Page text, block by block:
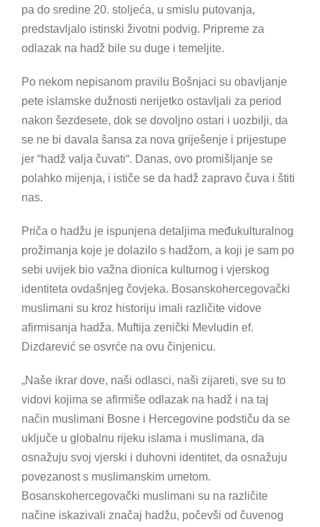
pa do sredine 20. stoljeća, u smislu putovanja,
predstavljalo istinski životni podvig. Pripreme za
odlazak na hadž bile su duge i temeljite.
Po nekom nepisanom pravilu Bošnjaci su obavljanje
pete islamske dužnosti nerijetko ostavljali za period
nakon šezdesete, dok se dovoljno ostari i uozbilji, da
se ne bi davala šansa za nova griješenje i prijestupe
jer “hadž valja čuvati“. Danas, ovo promišljanje se
polahko mijenja, i ističe se da hadž zapravo čuva i štiti
nas.
Priča o hadžu je ispunjena detaljima međukulturalnog
prožimanja koje je dolazilo s hadžom, a koji je sam po
sebi uvijek bio važna dionica kulturnog i vjerskog
identiteta ovdašnjeg čovjeka. Bosanskohercegovački
muslimani su kroz historiju imali različite vidove
afirmisanja hadža. Muftija zenički Mevludin ef.
Dizdarević se osvrće na ovu činjenicu.
„Naše ikrar dove, naši odlasci, naši zijareti, sve su to
vidovi kojima se afirmiše odlazak na hadž i na taj
način muslimani Bosne i Hercegovine podstiču da se
uključe u globalnu rijeku islama i muslimana, da
osnažuju svoj vjerski i duhovni identitet, da osnažuju
povezanost s muslimanskim umetom.
Bosanskohercegovački muslimani su na različite
načine iskazivali značaj hadžu, počevši od čuvenog